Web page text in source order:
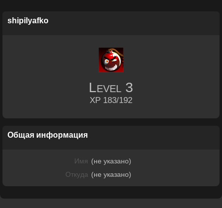
shipilyafko
Level 3
XP 183/192
Общая информация
Имя (не указано)
Откуда (не указано)